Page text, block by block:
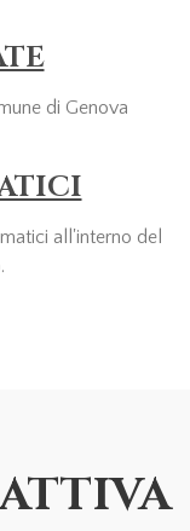
di Genova
all'interno del